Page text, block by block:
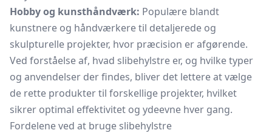
Hobby og kunsthåndværk: Populære blandt
kunstnere og håndværkere til detaljerede og
skulpturelle projekter, hvor præcision er afgørende.
Ved forståelse af, hvad slibehylstre er, og hvilke typer
og anvendelser der findes, bliver det lettere at vælge
de rette produkter til forskellige projekter, hvilket
sikrer optimal effektivitet og ydeevne hver gang.
Fordelene ved at bruge slibehylstre